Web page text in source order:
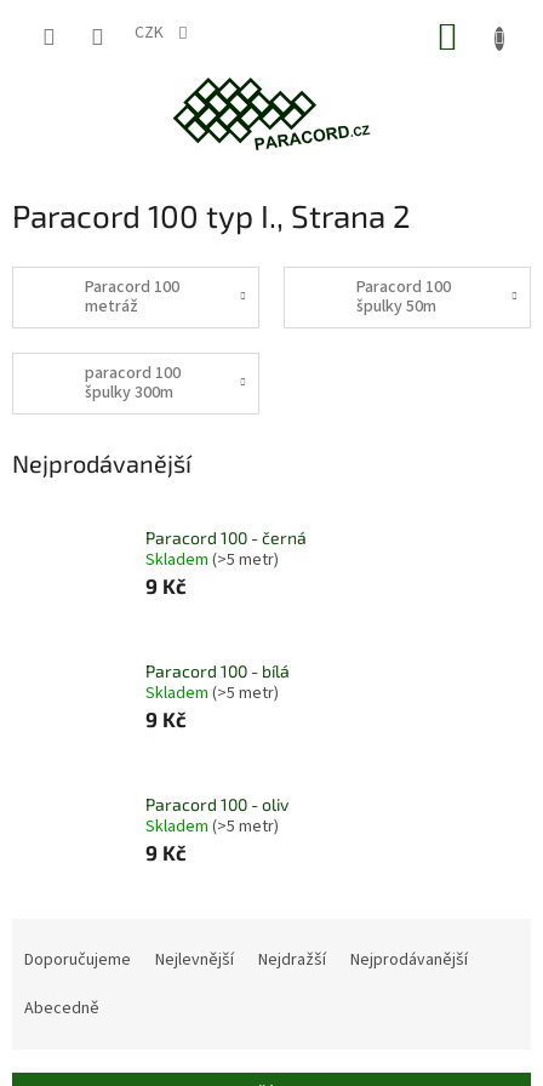
CZK
Paracord 100 typ I., Strana 2
Paracord 100
metráž
Paracord 100
špulky 50m
paracord 100
špulky 300m
Nejprodávanější
Paracord 100 - černá
Skladem (>5 metr)
9 Kč
Paracord 100 - bílá
Skladem (>5 metr)
9 Kč
Paracord 100 - oliv
Skladem (>5 metr)
9 Kč
Doporučujeme Nejlevnější Nejdražší
Nejprodávanější
Abecedně